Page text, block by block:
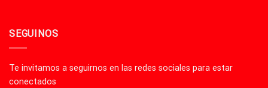
SEGUINOS
Te invitamos a seguirnos en las redes sociales para estar
conectados